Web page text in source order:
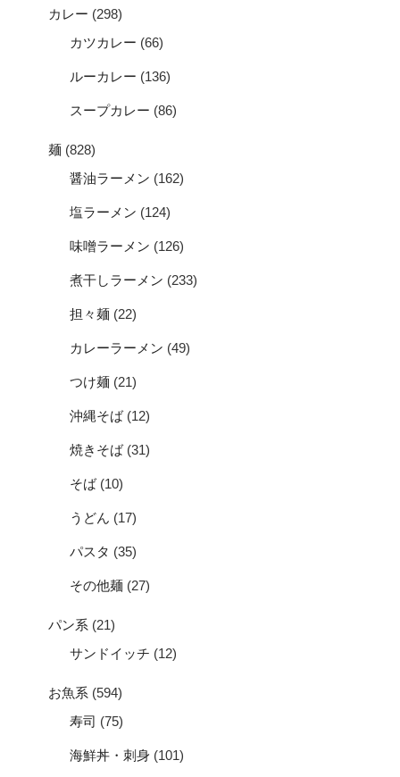
カレー (298)
カツカレー (66)
ルーカレー (136)
スープカレー (86)
麺 (828)
醤油ラーメン (162)
塩ラーメン (124)
味噌ラーメン (126)
煮干しラーメン (233)
担々麺 (22)
カレーラーメン (49)
つけ麺 (21)
沖縄そば(12)
焼きそば(31)
そば(10)
うどん (17)
パスタ (35)
その他麺 (27)
パン系 (21)
サンドイッチ (12)
お魚系 (594)
寿司 (75)
海鮮丼・刺身 (101)